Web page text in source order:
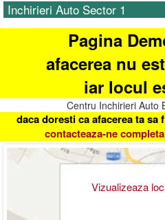
Inchirieri Auto Sector 1
Pagina
afacerea nu
iar locul
Centru Inchirieri Auto
daca doresti ca afacerea ta
contacteaza-ne
Vizualizeaza